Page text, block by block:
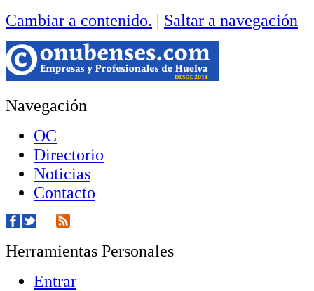
Cambiar a contenido. | Saltar a navegación
Navegación
OC
Directorio
Noticias
Contacto
Herramientas Personales
Entrar